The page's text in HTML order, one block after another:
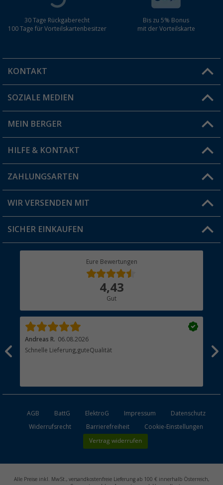
30 Tage Rückgaberecht
100 Tage für Vorteilskartenbesitzer
Bis zu 5% Bonus
mit der Vorteilskarte
KONTAKT
Du hast eine Frage?
Filiale finden
SOZIALE MEDIEN
MEIN BERGER
Vorteilskarte
Blog
Jobs & Karriere
HILFE & KONTAKT
FAQ & Kontakt
Versandinformationen
Rücksendung
ZAHLUNGSARTEN
WIR VERSENDEN MIT
SICHER EINKAUFEN
Eure Bewertungen
4,43
Gut
Andreas R. 06.08.2026
Schnelle Lieferung,guteQualität
AGB BattG ElektroG Impressum
Datenschutz
Widerrufsrecht
Barrierefreiheit Cookie-Einstellungen
Vertrag widerrufen
Alle Preise inkl. MwSt., versandkostenfreie Lieferung ab 100 € innerhalb Österreich,